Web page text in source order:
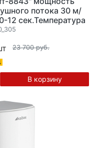
потока 30 м/
12 сек.Температура
54°С, нержавеющая
23 700 руб.
В корзину